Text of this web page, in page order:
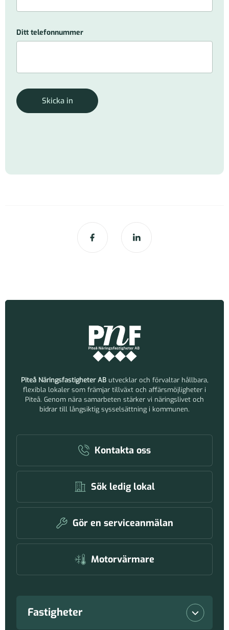
Ditt telefonnummer
Skicka in
Piteå Näringsfastigheter AButvecklar och förvaltar hållbara,
flexibla lokaler som främjar tillväxt och affärsmöjligheter i
Piteå. Genom nära samarbeten stärker vi näringslivet och
bidrar till långsiktig sysselsättning i kommunen.
Kontakta oss
Sök ledig lokal
Gör en serviceanmälan
Motorvärmare
Fastigheter